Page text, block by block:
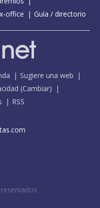
office Guía / directorio
Sugiere una web
(Cambiar)
RSS